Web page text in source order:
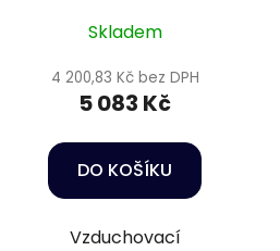
Skladem
4 200,83 Kč bez DPH
5 083 Kč
DO KOŠÍKU
Vzduchovací